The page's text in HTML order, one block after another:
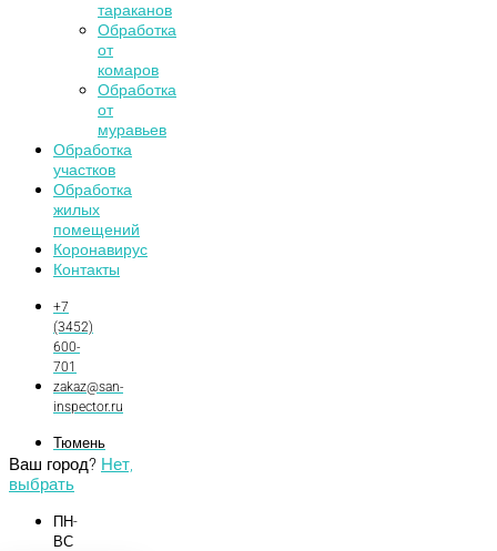
тараканов
Обработка
от
комаров
Обработка
от
муравьев
Обработка
участков
Обработка
жилых
помещений
Коронавирус
Контакты
+7
(3452)
600-
701
zakaz@san-
inspector.ru
Тюмень
Ваш город? Нет,
выбрать
ПН-
ВС